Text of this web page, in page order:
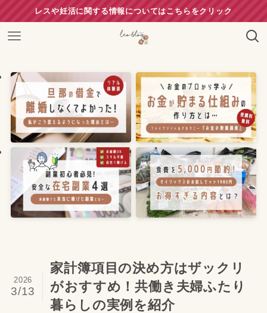
レスや妊活に関する情報についてはこちらをクリック
家計簿項目の決め方はザックリ
がおすすめ！共働き夫婦ふたり
暮らしの実例を紹介
2026
3/13